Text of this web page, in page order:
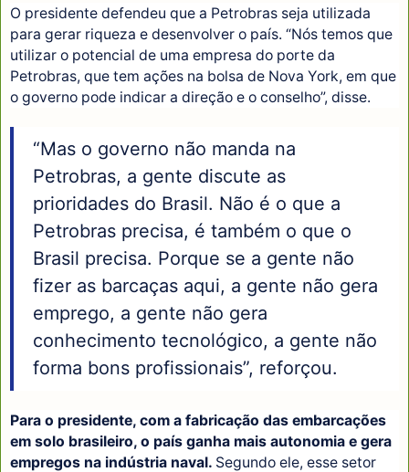
O presidente defendeu que a Petrobras seja utilizada
para gerar riqueza e desenvolver o país. “Nós temos que
utilizar o potencial de uma empresa do porte da
Petrobras, que tem ações na bolsa de Nova York, em que
o governo pode indicar a direção e o conselho”, disse.
“Mas o governo não manda na
Petrobras, a gente discute as
prioridades do Brasil. Não é o que a
Petrobras precisa, é também o que o
Brasil precisa. Porque se a gente não
fizer as barcaças aqui, a gente não gera
emprego, a gente não gera
conhecimento tecnológico, a gente não
forma bons profissionais”, reforçou.
Para o presidente, com a fabricação das embarcações
em solo brasileiro, o país ganha mais autonomia e gera
empregos na indústria naval. Segundo ele, esse setor